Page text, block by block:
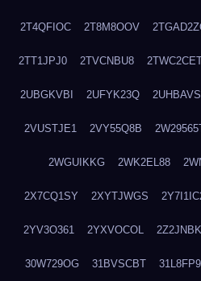
2T4QFIOC 2T8M8OOV
2TT1JPJ0 2TVCNBU8
2UBGKVBI 2UFYK23Q
2VUSTJE1 2VY55Q8B
2WGUIKKG 2WK2EL88
2X7CQ1SY 2XYTJWGS
2YV3O361 2YXVOCOL
30W729OG 31BVSCBT